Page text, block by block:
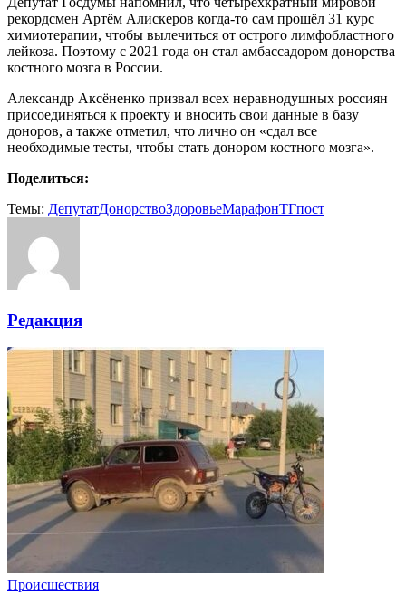
рекордсмен Артём Алискеров когда-то сам прошёл 31 курс
химиотерапии, чтобы вылечиться от острого лимфобластного
лейкоза. Поэтому с 2021 года он стал амбассадором донорства
костного мозга в России.
Александр Аксёненко призвал всех неравнодушных россиян
присоединяться к проекту и вносить свои данные в базу
доноров, а также отметил, что лично он «сдал все
необходимые тесты, чтобы стать донором костного мозга».
Поделиться:
Темы: ДепутатДонорствоЗдоровьеМарафонТГпост
Редакция
Происшествия